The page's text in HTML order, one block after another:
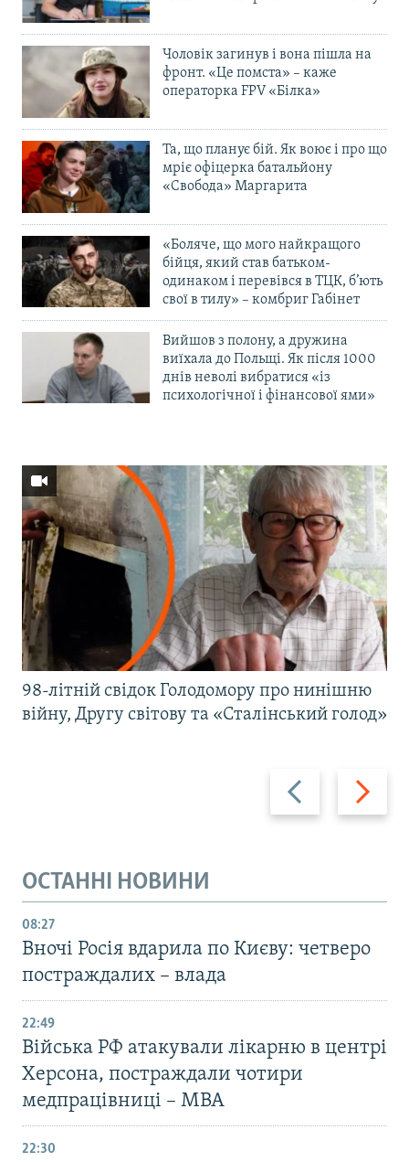
Чоловік загинув і вона пішла на
фронт. «Це помста» – каже
операторка FPV «Білка»
Та, що планує бій. Як воює і про що
мріє офіцерка батальйону
«Свобода» Маргарита
«Боляче, що мого найкращого
бійця, який став батьком-
одинаком і перевівся в ТЦК, б’ють
свої в тилу» – комбриг Габінет
Вийшов з полону, а дружина
виїхала до Польщі. Як після 1000
днів неволі вибратися «із
психологічної і фінансової ями»
Назад Вперед
98-літній свідок Голодомору про нинішню
війну, Другу світову та «Сталінський голод»
ОСТАННІ НОВИНИ
08:27
Вночі Росія вдарила по Києву: четверо
постраждалих – влада
22:49
Війська РФ атакували лікарню в центрі
Херсона, постраждали чотири
медпрацівниці – МВА
22:30